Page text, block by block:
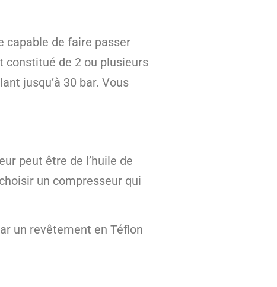
capable de faire passer
constitué de 2 ou plusieurs
jusqu’à 30 bar. Vous
peut être de l’huile de
un compresseur qui
un revêtement en Téflon